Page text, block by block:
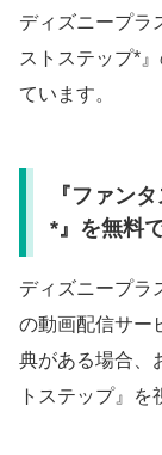
ディズニープラ
ストステップ*
ています。
『ファン
*』を無料
ディズニープラ
の動画配信サー
典がある場合、
トステップ』を